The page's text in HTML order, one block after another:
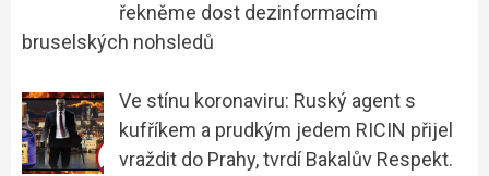
řekněme dost dezinformacím
bruselských nohsledů
Ve stínu koronaviru: Ruský agent s
kufříkem a prudkým jedem RICIN přijel
vraždit do Prahy, tvrdí Bakalův Respekt.